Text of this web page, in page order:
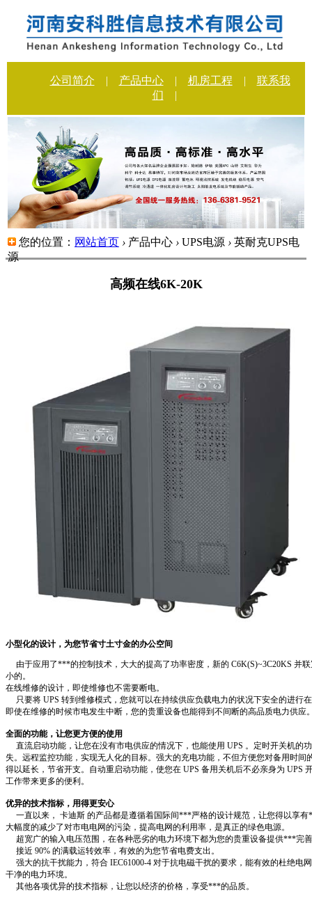
公司简介 | 产品中心 | 机房工程 |
联系我
们
|
您的位置： 网站首页 › 产品中心 › UPS电源 › 英耐克UPS电
源
高频在线6K-20K
小型化的设计，为您节省寸土寸金的办公空间
由于应用了***的控制技术，大大的提高了功率密度，新的 C6K(S)~3C20KS 并
小的。
在线维修的设计，即使维修也不需要断电。
只要将 UPS 转到维修模式，您就可以在持续供应负载电力的状况下安全的进行
即使在维修的时候市电发生中断，您的贵重设备也能得到不间断的高品质电力供应
全面的功能，让您更方便的使用
直流启动功能，让您在没有市电供应的情况下，也能使用 UPS 。定时开关机的
失。远程监控功能，实现无人化的目标。强大的充电功能，不但方便您对备用时
得以延长，节省开支。自动重启动功能，使您在 UPS 备用关机后不必亲身为 UPS
工作带来更多的便利。
优异的技术指标，用得更安心
一直以来， 卡迪斯 的产品都是遵循着国际间***严格的设计规范，让您得以享
大幅度的减少了对市电电网的污染，提高电网的利用率，是真正的绿色电源。
超宽广的输入电压范围，在各种恶劣的电力环境下都为您的贵重设备提供***完
接近 90% 的满载运转效率，有效的为您节省电费支出。
强大的抗干扰能力，符合 IEC61000-4 对于抗电磁干扰的要求，能有效的杜绝电
干净的电力环境。
其他各项优异的技术指标，让您以经济的价格，享受***的品质。